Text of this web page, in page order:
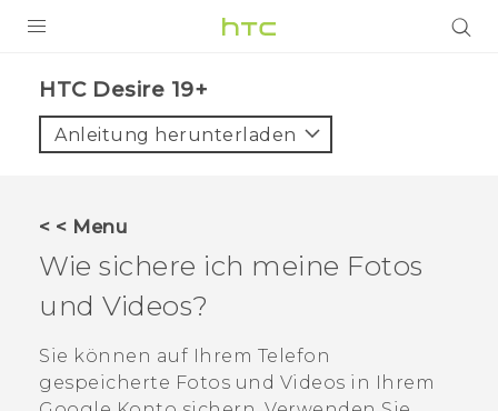
VIVE
VIVERSE
UNTERSTÜTZUNG
HTC-Geräte und Zubehör
Anmelden
‎HTC Desire 19+‎‎
Anleitung herunterladen
< < Menu
Wie sichere ich meine Fotos
und Videos?
Sie können auf Ihrem Telefon
gespeicherte Fotos und Videos in Ihrem